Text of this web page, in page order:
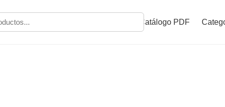
Catálogo PDF